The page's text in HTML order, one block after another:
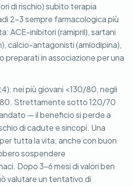
di rischio) subito terapia
2-3 sempre farmacologica più
ACE-inibitori (ramipril), sartani
calcio-antagonisti (amlodipina),
preparati in associazione per una
nei più giovani <130/80, negli
Strettamente sotto 120/70
— il beneficio si perde a
di cadute e sincopi. Una
tutta la vita; anche con buon
sospendere
Dopo 3-6 mesi di valori ben
valutare un tentativo di